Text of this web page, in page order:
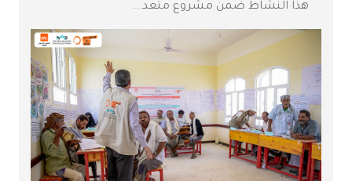
هذا النشاط ضمن مشروع متعد...